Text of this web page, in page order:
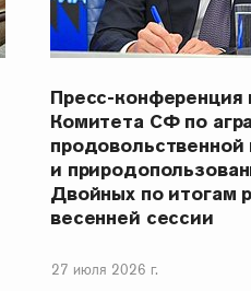
Пресс-конференция
Комитета СФ по
продовольственной
и
Двойных по итогам
весенней сессии
27 июля 2026 г.